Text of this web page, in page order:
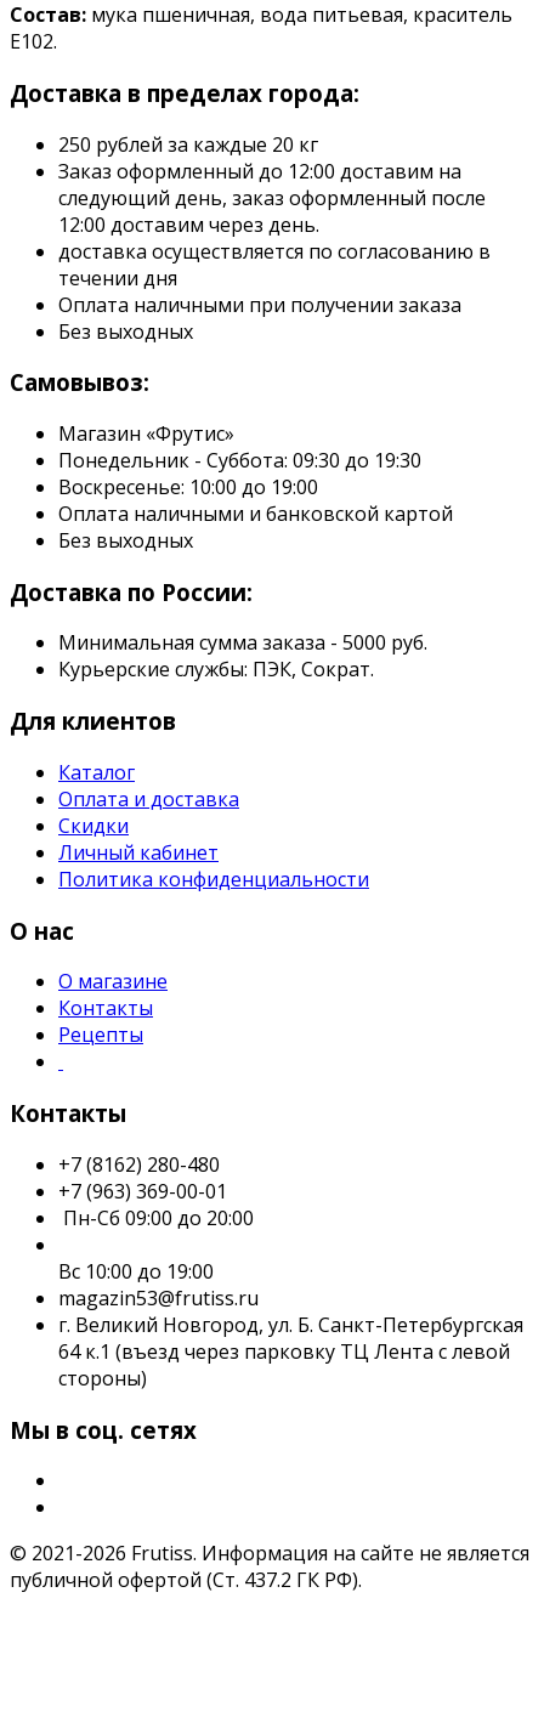
Состав: мука пшеничная, вода питьевая, краситель
Е102.
Доставка в пределах города:
250 рублей за каждые 20 кг
Заказ оформленный до 12:00 доставим на
следующий день, заказ оформленный после
12:00 доставим через день.
доставка осуществляется по согласованию в
течении дня
Оплата наличными при получении заказа
Без выходных
Самовывоз:
Магазин «Фрутис»
Понедельник - Суббота: 09:30 до 19:30
Воскресенье: 10:00 до 19:00
Оплата наличными и банковской картой
Без выходных
Доставка по России:
Минимальная сумма заказа - 5000 руб.
Курьерские службы: ПЭК, Сократ.
Для клиентов
Каталог
Оплата и доставка
Скидки
Личный кабинет
Политика конфиденциальности
О нас
О магазине
Контакты
Рецепты
Контакты
+7 (8162) 280-480
+7 (963) 369-00-01
Пн-Сб 09:00 до 20:00
Вс 10:00 до 19:00
magazin53@frutiss.ru
г. Великий Новгород, ул. Б. Санкт-Петербургская
64 к.1 (въезд через парковку ТЦ Лента с левой
стороны)
Мы в соц. сетях
© 2021-2026 Frutiss. Информация на сайте не является
публичной офертой (Ст. 437.2 ГК РФ).